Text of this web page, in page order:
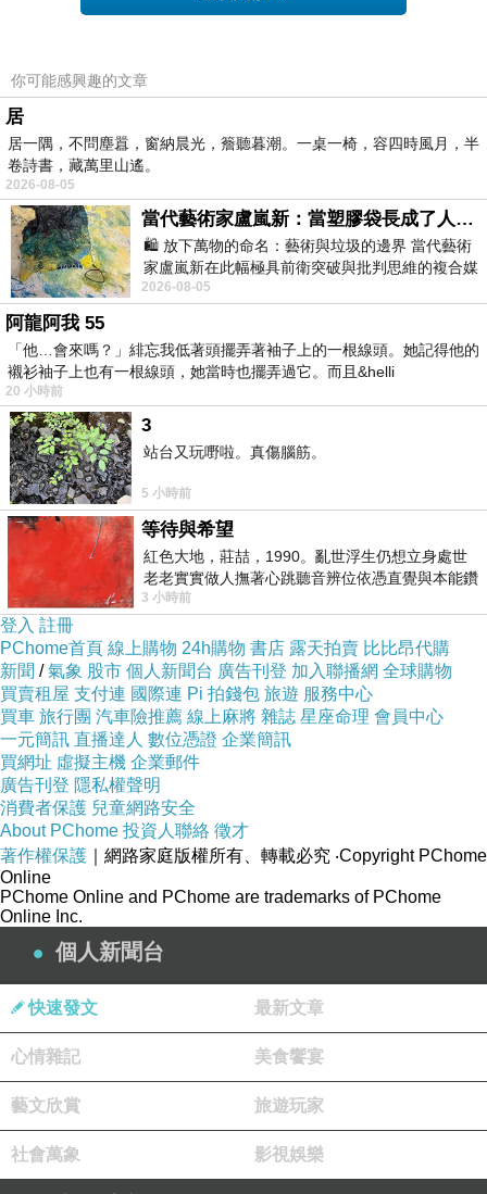
你可能感興趣的文章
居
居一隅，不問塵囂，窗納晨光，簷聽暮潮。一桌一椅，容四時風月，半
卷詩書，藏萬里山遙。
2026-08-05
當代藝術家盧嵐新：當塑膠袋長成了人的模樣，我們的目光是否學會了放下偏見？
🛍️ 放下萬物的命名：藝術與垃圾的邊界 當代藝術
家盧嵐新在此幅極具前衛突破與批判思維的複合媒
材新作中，直接將被大眾定義為廢棄物
2026-08-05
阿龍阿我 55
「他…會來嗎？」緋忘我低著頭擺弄著袖子上的一根線頭。她記得他的
襯衫袖子上也有一根線頭，她當時也擺弄過它。而且&helli
20 小時前
3
站台又玩嘢啦。真傷腦筋。
5 小時前
等待與希望
紅色大地，莊喆，1990。亂世浮生仍想立身處世
老老實實做人撫著心跳聽音辨位依憑直覺與本能鑽
向裂隙的亮處探索另一個心聲另一個共鳴的
3 小時前
登入 註冊
PChome首頁 線上購物 24h購物 書店 露天拍賣 比比昂代購
新聞 /氣象 股市 個人新聞台 廣告刊登 加入聯播網 全球購物
買賣租屋 支付連 國際連 Pi 拍錢包 旅遊 服務中心
買車 旅行團 汽車險推薦 線上麻將 雜誌 星座命理 會員中心
一元簡訊 直播達人 數位憑證 企業簡訊
買網址 虛擬主機 企業郵件
廣告刊登 隱私權聲明
消費者保護 兒童網路安全
About PChome 投資人聯絡 徵才
著作權保護 ｜網路家庭版權所有、轉載必究 ‧Copyright PChome
Online
PChome Online and PChome are trademarks of PChome
Online Inc.
個人新聞台
快速發文 最新文章
心情雜記 美食饗宴
藝文欣賞 旅遊玩家
社會萬象 影視娛樂